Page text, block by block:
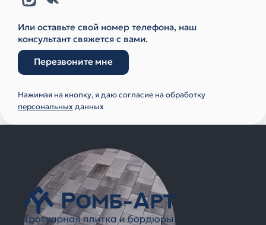
Или оставьте свой номер телефона, наш
консультант свяжется с вами.
Перезвоните мне
Нажимая на кнопку, я даю согласие на обработку
персональныхданных